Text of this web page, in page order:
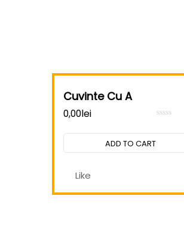
Cuvinte Cu A
5
0,00lei
ADD TO CART
Like